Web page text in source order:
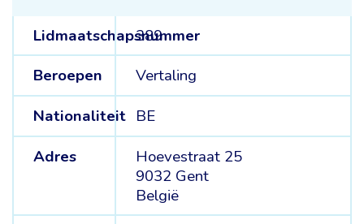
Lidmaatschapsnummer
389
Beroepen
Vertaling
Nationaliteit BE
Adres
Hoevestraat 25
9032 Gent
België